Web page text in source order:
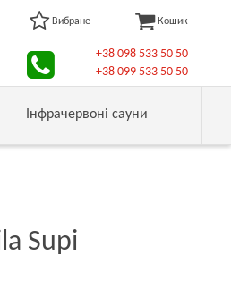
Вибране Кошик
+38 098 533 50 50
+38 099 533 50 50
Інфрачервоні сауни
Supi